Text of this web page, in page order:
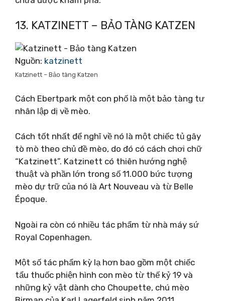
13. KATZINETT – BẢO TÀNG KATZEN
Nguồn: katzinett
Katzinett – Bảo tàng Katzen
Cách Ebertpark một con phố là một bảo tàng tư
nhân lập dị về mèo.
Cách tốt nhất để nghĩ về nó là một chiếc tủ gây
tò mò theo chủ đề mèo, do đó có cách chơi chữ
“Katzinett”. Katzinett có thiên hướng nghệ
thuật và phần lớn trong số 11.000 bức tượng
mèo dự trữ của nó là Art Nouveau và từ Belle
Époque.
Ngoài ra còn có nhiều tác phẩm từ nhà máy sứ
Royal Copenhagen.
Một số tác phẩm kỳ lạ hơn bao gồm một chiếc
tẩu thuốc phiện hình con mèo từ thế kỷ 19 và
những kỷ vật dành cho Choupette, chú mèo